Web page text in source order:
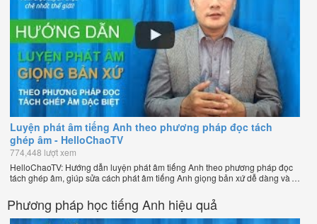
Luyện phát âm tiếng Anh theo phương pháp đọc tách
ghép âm - HelloChaoTV
774,448 lượt xem
HelloChaoTV: Hướng dẫn luyện phát âm tiếng Anh theo phương pháp đọc
tách ghép âm, giúp sửa cách phát âm tiếng Anh giọng bản xứ dễ dàng và
Chương trình dạy tiếng Anh trực tuyến chặt chẽ nhất thế giới!
Phương pháp học tiếng Anh hiệu quả